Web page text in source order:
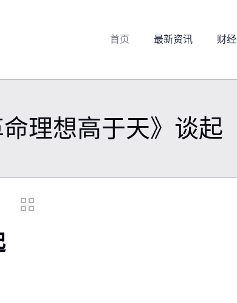
首页 最新资讯 财经
理想高于天》谈起